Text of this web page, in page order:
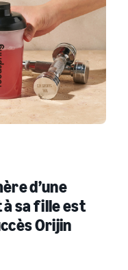
d’une
sa fille est
Orijin